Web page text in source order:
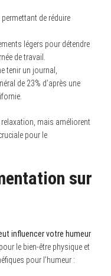
permettant de réduire
légers pour détendre
de travail.
tenir un journal,
de 23% d’après une
mais améliorent
pour le
sur
influencer votre humeur
le bien-être physique et
pour l’humeur :